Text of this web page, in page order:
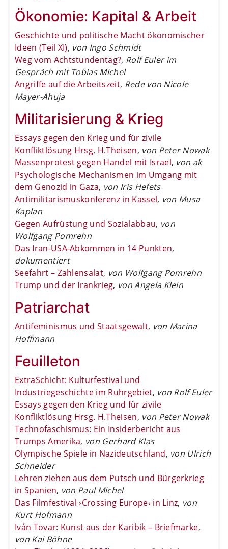
Ökonomie: Kapital & Arbeit
Geschichte und politische Macht ökonomischer
Ideen (Teil XI), von Ingo Schmidt
Weg vom Achtstundentag?, Rolf Euler im
Gespräch mit Tobias Michel
Angriffe auf die Arbeitszeit, Rede von Nicole
Mayer-Ahuja
Militarisierung & Krieg
Essays gegen den Krieg und für zivile
Konfliktlösung Hrsg. H.Theisen, von Peter Nowak
Massenprotest gegen Handel mit Israel, von ak
Psychologische Mechanismen im Umgang mit
dem Genozid in Gaza, von Iris Hefets
Antimilitarismuskonferenz in Kassel, von Musa
Kaplan
Gegen Aufrüstung und Sozialabbau, von
Wolfgang Pomrehn
Das Iran-USA-Abkommen in 14 Punkten,
dokumentiert
Seefahrt – Zahlensalat, von Wolfgang Pomrehn
Trump und der Irankrieg, von Angela Klein
Patriarchat
Antifeminismus und Staatsgewalt, von Marina
Hoffmann
Feuilleton
ExtraSchicht: Kulturfestival und
Industriegeschichte im Ruhrgebiet, von Rolf Euler
Essays gegen den Krieg und für zivile
Konfliktlösung Hrsg. H.Theisen, von Peter Nowak
Technofaschismus: Ein Insiderbericht aus
Trumps Amerika, von Gerhard Klas
Olympische Spiele in Nazideutschland, von Ulrich
Schneider
Lehren ziehen aus dem Putsch und Bürgerkrieg
in Spanien, von Paul Michel
Das Filmfestival ›Crossing Europe‹ in Linz, von
Kurt Hofmann
Iván Tovar: Kunst aus der Karibik – Briefmarke,
von Kai Böhne